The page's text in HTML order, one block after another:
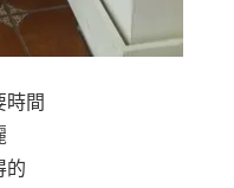
時間
的